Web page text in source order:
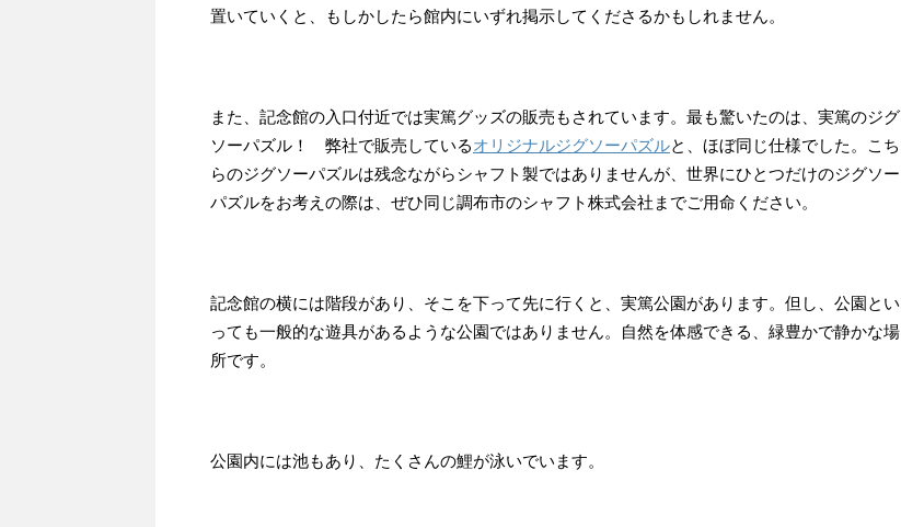
置いていくと、もしかしたら館内にいずれ掲示してくださるかもしれません。
また、記念館の入口付近では実篤グッズの販売もされています。最も驚いたのは、実篤のジグ
ソーパズル！ 弊社で販売しているオリジナルジグソーパズルと、ほぼ同じ仕様でした。こち
らのジグソーパズルは残念ながらシャフト製ではありませんが、世界にひとつだけのジグソー
パズルをお考えの際は、ぜひ同じ調布市のシャフト株式会社までご用命ください。
記念館の横には階段があり、そこを下って先に行くと、実篤公園があります。但し、公園とい
っても一般的な遊具があるような公園ではありません。自然を体感できる、緑豊かで静かな場
所です。
公園内には池もあり、たくさんの鯉が泳いでいます。